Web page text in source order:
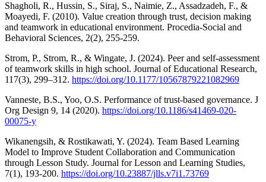
Shagholi, R., Hussin, S., Siraj, S., Naimie, Z., Assadzadeh, F., &
Moayedi, F. (2010). Value creation through trust, decision making
and teamwork in educational environment. Procedia-Social and
Behavioral Sciences, 2(2), 255-259.
Strom, P., Strom, R., & Wingate, J. (2024). Peer and self-assessment
of teamwork skills in high school. Journal of Educational Research,
117(3), 299–312. https://doi.org/10.1177/10567879221082969
Vanneste, B.S., Yoo, O.S. Performance of trust-based governance. J
Org Design 9, 14 (2020). https://doi.org/10.1186/s41469-020-
00075-y
Wikanengsih, & Rostikawati, Y. (2024). Team Based Learning
Model to Improve Student Collaboration and Communication
through Lesson Study. Journal for Lesson and Learning Studies,
7(1), 193-200. https://doi.org/10.23887/jlls.v7i1.73769